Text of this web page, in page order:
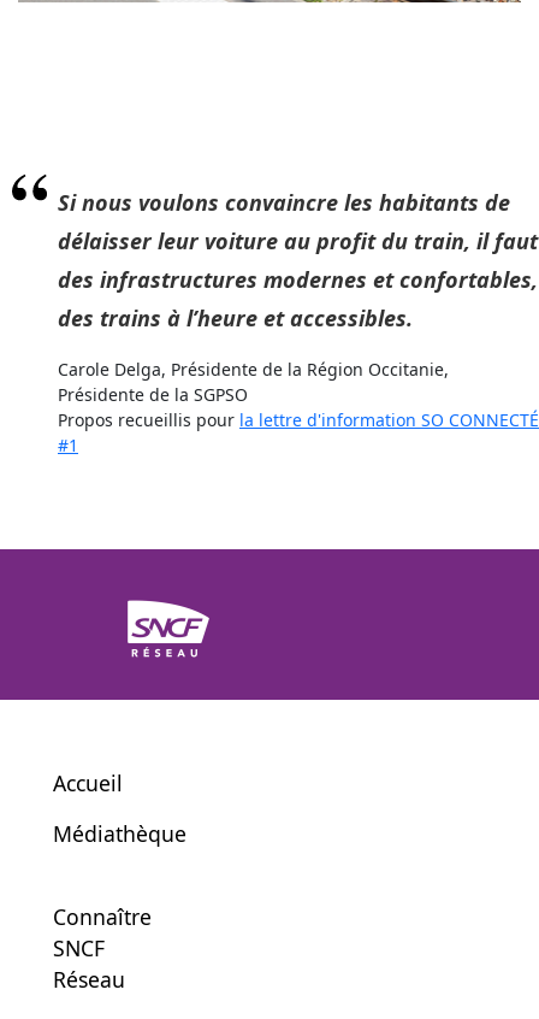
citation
Si nous voulons convaincre les habitants de
délaisser leur voiture au profit du train, il faut
des infrastructures modernes et confortables,
des trains à l’heure et accessibles.
nom
Carole Delga, Présidente de la Région Occitanie,
Présidente de la SGPSO
Propos recueillis pour la lettre d'information SO CONNECTÉ
#1
Accueil
Médiathèque
Connaître
SNCF
Réseau